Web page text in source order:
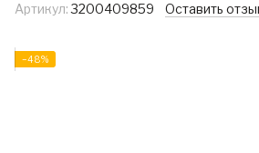
Артикул:3200409859 Оставить
−48%